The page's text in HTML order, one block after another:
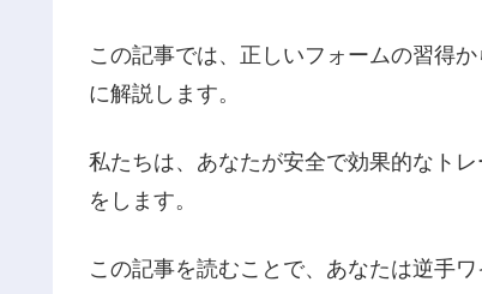
この記事では、正しいフォームの習得
に解説します。
私たちは、あなたが安全で効果的なト
をします。
この記事を読むことで、あなたは逆手